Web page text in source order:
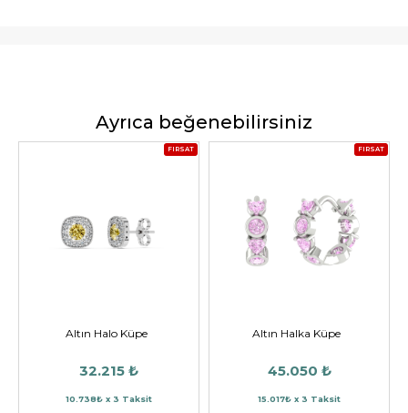
Ayrıca beğenebilirsiniz
FIRSAT
Altın Halo Küpe
32.215 ₺
10.738₺ x 3 Taksit
FIRSAT
Altın Halka Küpe
45.050 ₺
15.017₺ x 3 Taksit